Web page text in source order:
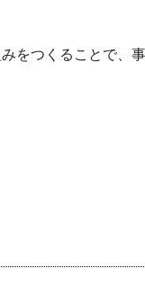
をつくることで、